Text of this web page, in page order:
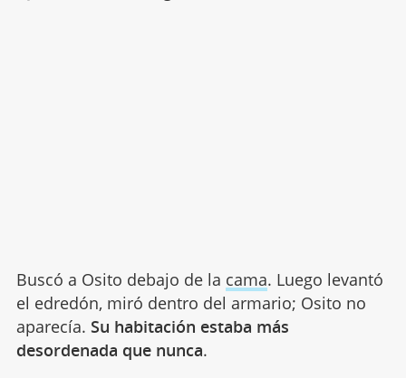
Buscó a Osito debajo de la cama. Luego levantó
el edredón, miró dentro del armario; Osito no
aparecía. Su habitación estaba más
desordenada que nunca.